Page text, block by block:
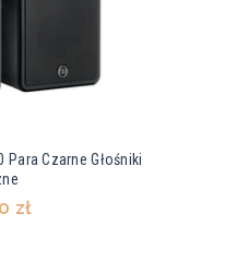
Para Czarne Głośniki
zł